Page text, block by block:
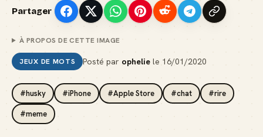
Partager
À PROPOS DE CETTE IMAGE
JEUX DE MOTS Posté par ophelie le 16/01/2020
#husky #iPhone #Apple Store #chat #rire
#meme